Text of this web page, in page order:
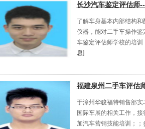
长沙汽车鉴定评估师
了解车身基本内部结构
仪器，能对二手车操作
车鉴定评估师学校的培
息]
福建泉州二手车评估
于漳州华骏福特销售部
国际车展的相关工作，
加汽车营销技能培训；